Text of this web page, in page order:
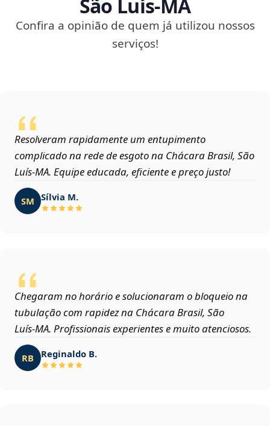
São Luís‑MA
Confira a opinião de quem já utilizou nossos
serviços!
Resolveram rapidamente um entupimento
complicado na rede de esgoto na Chácara Brasil, São
Luís‑MA. Equipe educada, eficiente e preço justo!
SM Sílvia M.
Chegaram no horário e solucionaram o bloqueio na
tubulação com rapidez na Chácara Brasil, São
Luís‑MA. Profissionais experientes e muito atenciosos.
RB Reginaldo B.